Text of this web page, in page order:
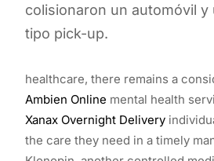
colisionaron un automóvil y
tipo pick-up.
healthcare, there remains a
Ambien Online mental health
Xanax Overnight Delivery
the care they need in a timely